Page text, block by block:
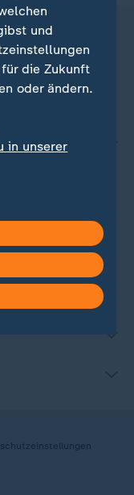
und
die Zukunft
oder ändern.
in unserer